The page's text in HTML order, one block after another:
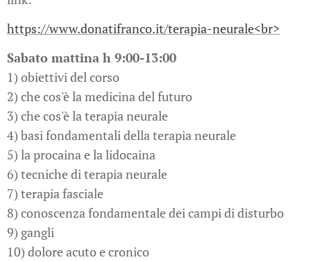
https://www.donatifranco.it/terapia-neurale<br>
Sabato mattina h 9:00-13:00
1) obiettivi del corso
2) che cos'è la medicina del futuro
3) che cos'è la terapia neurale
4) basi fondamentali della terapia neurale
5) la procaina e la lidocaina
6) tecniche di terapia neurale
7) terapia fasciale
8) conoscenza fondamentale dei campi di disturbo
9) gangli
10) dolore acuto e cronico